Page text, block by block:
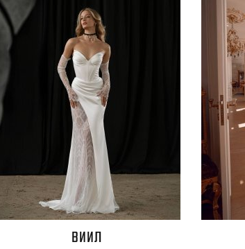
ВИИЛ